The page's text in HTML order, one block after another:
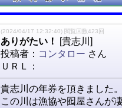
(2024/04/17 12:32:40) 閲覧回数423回
ありがたい！
[貴志川]
投稿者： コンタロー さん
ＵＲＬ：
貴志川の年券を頂きました
この川は漁協や囮屋さんが